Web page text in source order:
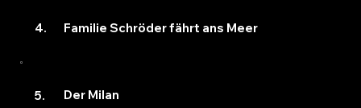
4. Familie Schröder fährt ans Meer
5. Der Milan